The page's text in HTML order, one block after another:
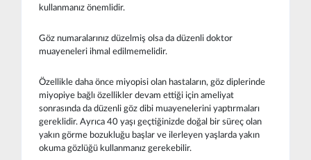
kullanmanız önemlidir.
Göz numaralarınız düzelmiş olsa da düzenli doktor
muayeneleri ihmal edilmemelidir.
Özellikle daha önce miyopisi olan hastaların, göz diplerinde
miyopiye bağlı özellikler devam ettiği için ameliyat
sonrasında da düzenli göz dibi muayenelerini yaptırmaları
gereklidir. Ayrıca 40 yaşı geçtiğinizde doğal bir süreç olan
yakın görme bozukluğu başlar ve ilerleyen yaşlarda yakın
okuma gözlüğü kullanmanız gerekebilir.